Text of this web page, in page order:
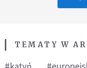
TEMATY W